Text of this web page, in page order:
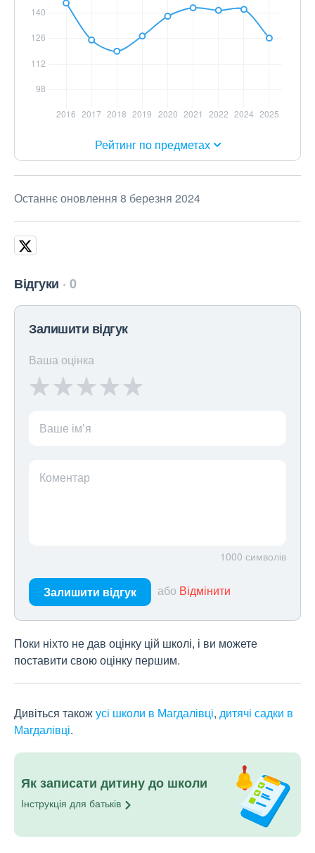
Рейтинг по предметах
Останнє оновлення 8 березня 2024
Відгуки 0
Залишити відгук
Ваша оцінка
Ваше ім’я
Коментар
1000 символів
Залишити відгук або Відмінити
Поки ніхто не дав оцінку цій школі, і ви можете
поставити свою оцінку першим.
Дивіться такожусі школи в Магдалівці, дитячі садки в
Магдалівці.
Як записати дитину до школи
Інструкція для батьків